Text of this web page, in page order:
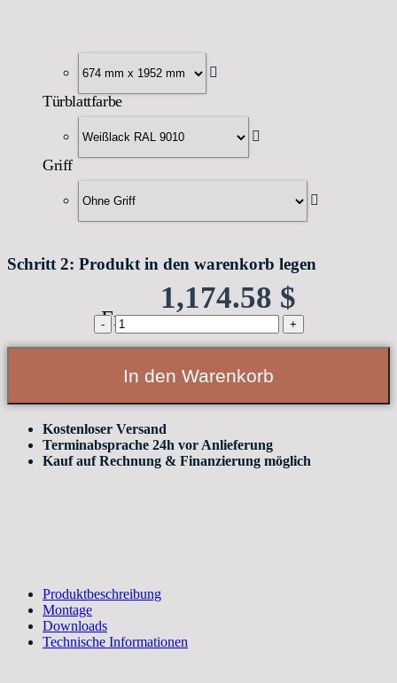
Türblattfarbe
Griff
Schritt 2: Produkt in den warenkorb legen
From:
1,174.58 $
KONTURA
Tapetentürsystem
für
Innentüren
Rechts
öffnend
gefälztes
Türblatt
In den Warenkorb
Kostenloser Versand
Terminabsprache 24h vor Anlieferung
Kauf auf Rechnung & Finanzierung möglich
Produktbeschreibung
Montage
Downloads
Technische Informationen